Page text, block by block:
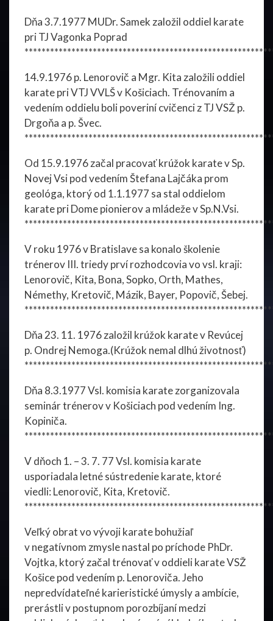
Dňa 3.7.1977 MUDr. Samek založil oddiel karate
pri TJ Vagonka Poprad
14.9.1976 p. Lenorovič a Mgr. Kita založili oddiel
karate pri VTJ VVLŠ v Košiciach. Trénovaním a
vedením oddielu boli poveriní cvičenci z TJ VSŽ p.
Drgoňa a p. Švec.
Od 15.9.1976 začal pracovať krúžok karate v Sp.
Novej Vsi pod vedením Štefana Lajčáka prom
geológa, ktorý od 1.1.1977 sa stal oddielom
karate pri Dome pionierov a mládeže v Sp.N.Vsi.
V roku 1976 v Bratislave sa konalo školenie
trénerov III. triedy prví rozhodcovia vo vsl. kraji:
Lenorovič, Kita, Bona, Sopko, Orth, Mathes,
Némethy, Kretovič, Mázik, Bayer, Popovič, Šebej.
Dňa 23. 11. 1976 založil krúžok karate v Revúcej
p. Ondrej Nemoga.(Krúžok nemal dlhú životnosť)
Dňa 8.3.1977 Vsl. komisia karate zorganizovala
seminár trénerov v Košiciach pod vedením Ing.
Kopiniča.
V dňoch 1. – 3. 7. 77 Vsl. komisia karate
usporiadala letné sústredenie karate, ktoré
viedli: Lenorovič, Kita, Kretovič.
Veľký obrat vo vývoji karate bohužiaľ
v negatívnom zmysle nastal po príchode PhDr.
Vojtka, ktorý začal trénovať v oddieli karate VSŽ
Košice pod vedením p. Lenoroviča. Jeho
nepredvídateľné karieristické úmysly a ambície,
prerástli v postupnom porozbíjaní medzi